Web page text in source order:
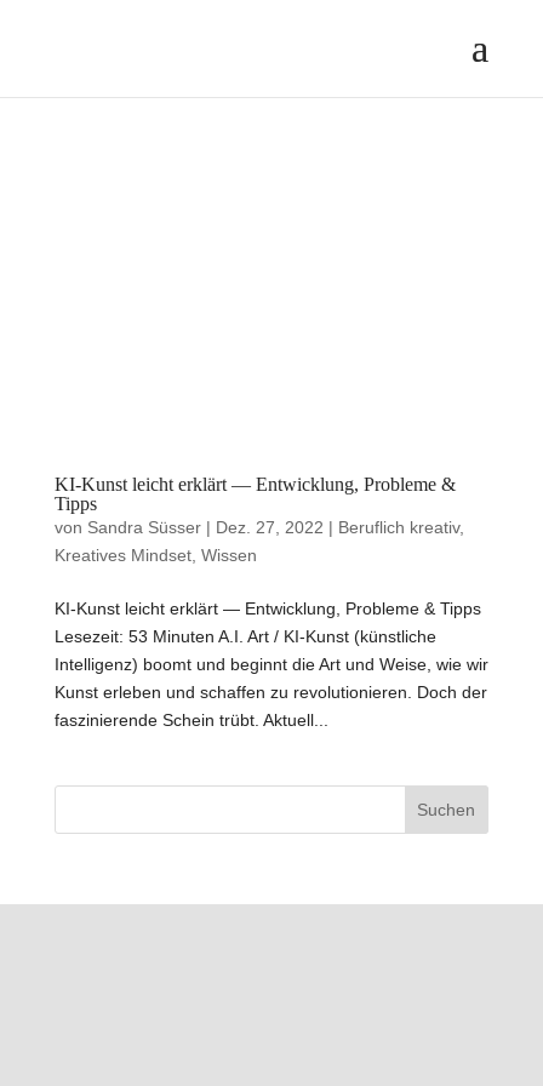
KI-Kunst leicht erklärt — Entwicklung, Probleme &
Tipps
von Sandra Süsser| Dez. 27, 2022 | Beruflich kreativ,
Kreatives Mindset, Wissen
KI-Kunst leicht erklärt — Entwicklung, Probleme & Tipps
Lesezeit: 53 Minuten A.I. Art / KI-Kunst (künstliche
Intelligenz) boomt und beginnt die Art und Weise, wie wir
Kunst erleben und schaffen zu revolutionieren. Doch der
faszinierende Schein trübt. Aktuell...